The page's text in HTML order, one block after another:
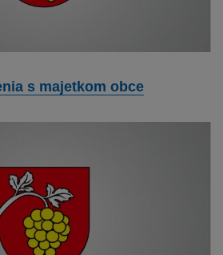
s majetkom obce